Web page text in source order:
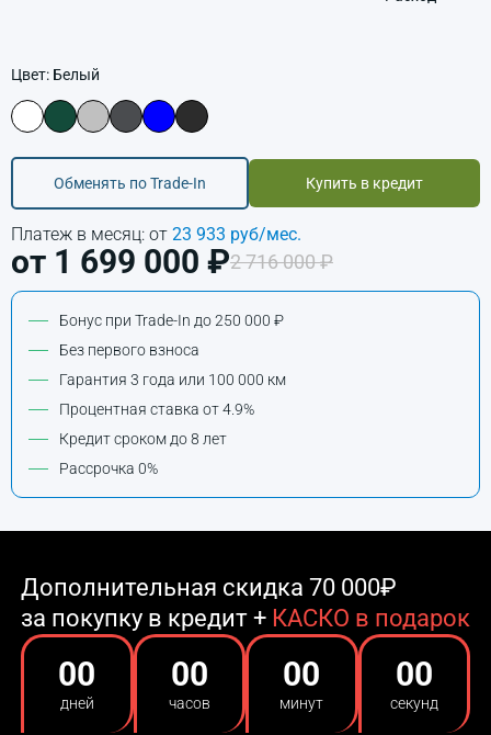
Цвет: Белый
Бонус при Trade-In до 250 000 ₽
Без первого взноса
Гарантия 3 года или 100 000 км
Процентная ставка от 4.9%
Кредит сроком до 8 лет
Рассрочка 0%
от 1 699 000 ₽2 716 000 ₽
Платеж в месяц: от 23 933 руб/мес.
Обменять по Trade-In Купить в кредит
Дополнительная скидка 70 000₽
за покупку в кредит + КАСКО в подарок
00
дней
00
часов
00
минут
00
секунд